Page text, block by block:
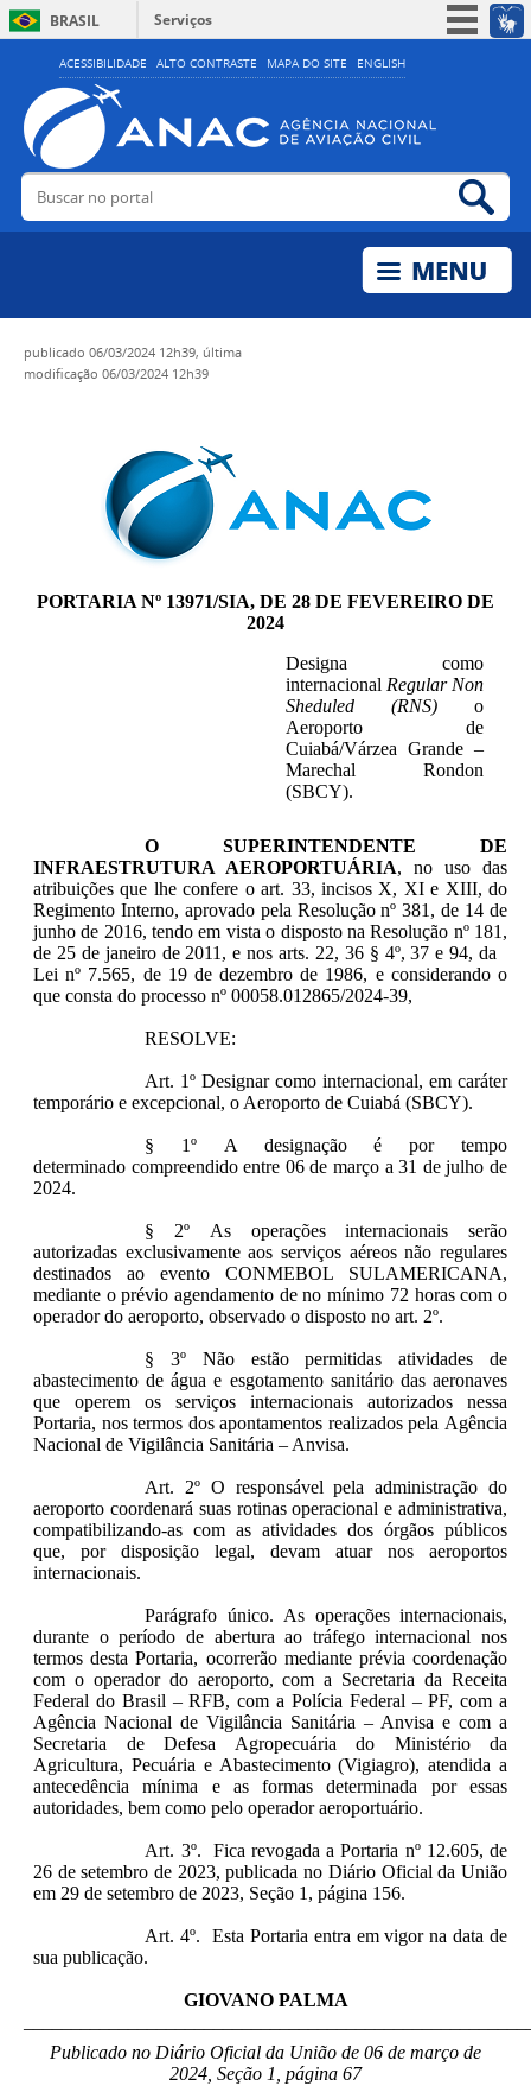
ACESSIBILIDADE ALTO CONTRASTE MAPA DO SITE ENGLISH
BRASIL
Serviços
Simplifique!
Acesso à informação
Legislação
Buscar no portal
publicado 06/03/2024 12h39, última
modificação 06/03/2024 12h39
PORTARIA Nº 13971/SIA, DE 28 DE FEVEREIRO DE
2024
Designa como
internacional Regular Non
Sheduled (RNS)o
Aeroporto de
Cuiabá/Várzea Grande –
Marechal Rondon
(SBCY).
O SUPERINTENDENTE DE
INFRAESTRUTURA AEROPORTUÁRIA, no uso das
atribuições que lhe confere o art. 33, incisos X, XI e XIII, do
Regimento Interno, aprovado pela Resolução nº 381, de 14 de
junho de 2016, tendo em vista o disposto na Resolução nº 181,
de 25 de janeiro de 2011, e nos arts. 22, 36 § 4º, 37 e 94, da
Lei nº 7.565, de 19 de dezembro de 1986, e considerando o
que consta do processo nº 00058.012865/2024-39,
RESOLVE:
Art. 1º Designar como internacional, em caráter
temporário e excepcional, o Aeroporto de Cuiabá (SBCY).
§ 1º A designação é por tempo
determinado compreendido entre 06 de março a 31 de julho de
2024.
§ 2º As operações internacionais serão
autorizadas exclusivamente aos serviços aéreos não regulares
destinados ao evento CONMEBOL SULAMERICANA,
mediante o prévio agendamento de no mínimo 72 horas com o
operador do aeroporto, observado o disposto no art. 2º.
§ 3º Não estão permitidas atividades de
abastecimento de água e esgotamento sanitário das aeronaves
que operem os serviços internacionais autorizados nessa
Portaria, nos termos dos apontamentos realizados pela Agência
Nacional de Vigilância Sanitária – Anvisa.
Art. 2º O responsável pela administração do
aeroporto coordenará suas rotinas operacional e administrativa,
compatibilizando-as com as atividades dos órgãos públicos
que, por disposição legal, devam atuar nos aeroportos
internacionais.
Parágrafo único. As operações internacionais,
durante o período de abertura ao tráfego internacional nos
termos desta Portaria, ocorrerão mediante prévia coordenação
com o operador do aeroporto, com a Secretaria da Receita
Federal do Brasil – RFB, com a Polícia Federal – PF, com a
Agência Nacional de Vigilância Sanitária – Anvisa e com a
Secretaria de Defesa Agropecuária do Ministério da
Agricultura, Pecuária e Abastecimento (Vigiagro), atendida a
antecedência mínima e as formas determinada por essas
autoridades, bem como pelo operador aeroportuário.
Art. 3º. Fica revogada a Portaria nº 12.605, de
26 de setembro de 2023, publicada no Diário Oficial da União
em 29 de setembro de 2023, Seção 1, página 156.
Art. 4º. Esta Portaria entra em vigor na data de
sua publicação.
GIOVANO PALMA
Publicado no Diário Oficial da União de 06 de março de
2024, Seção 1, página 67